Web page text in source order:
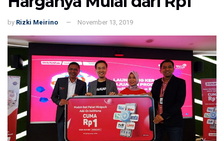
by Rizki Meirino November 13, 2019